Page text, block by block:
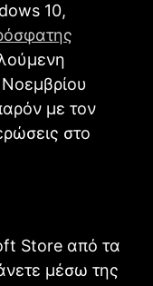
10,
με τον
στο
Store από τα
μέσω της